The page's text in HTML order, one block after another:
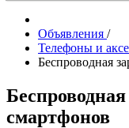
Объявления /
Телефоны и
Беспроводная
смартфонов